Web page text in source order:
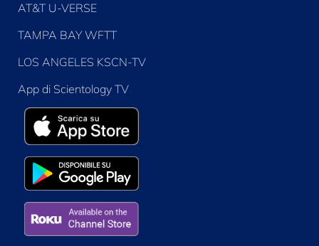
AT&T U-VERSE
TAMPA BAY WFTT
LOS ANGELES KSCN-TV
App di Scientology TV